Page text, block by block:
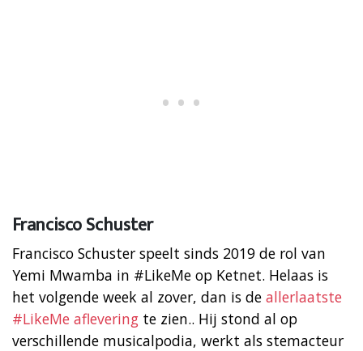
Francisco Schuster
Francisco Schuster speelt sinds 2019 de rol van
Yemi Mwamba in #LikeMe op Ketnet. Helaas is
het volgende week al zover, dan is de allerlaatste
#LikeMe aflevering te zien.. Hij stond al op
verschillende musicalpodia, werkt als stemacteur